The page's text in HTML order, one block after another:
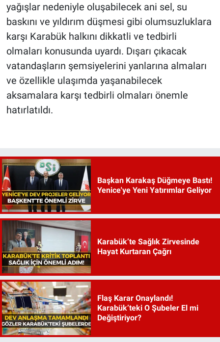
yağışlar nedeniyle oluşabilecek ani sel, su
baskını ve yıldırım düşmesi gibi olumsuzluklara
karşı Karabük halkını dikkatli ve tedbirli
olmaları konusunda uyardı. Dışarı çıkacak
vatandaşların şemsiyelerini yanlarına almaları
ve özellikle ulaşımda yaşanabilecek
aksamalara karşı tedbirli olmaları önemle
hatırlatıldı.
Başkan Karakaş Düğmeye Bastı!
Yenice'ye Yeni Yatırımlar Geliyor
Karabük’te Sağlık Zirvesinde
Hayat Kurtaran Çağrı
Flaş Karar Onaylandı!
Karabük’teki O Şubeler El mi
Değiştiriyor?